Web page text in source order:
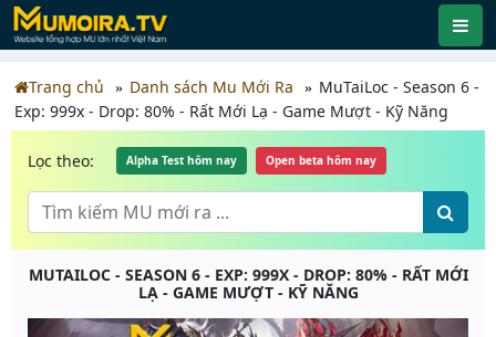
Trang chủ Danh sách Mu Mới Ra
MuTaiLoc - Season 6 -
Exp: 999x - Drop: 80% - Rất Mới Lạ - Game Mượt - Kỹ Năng
Lọc theo: Alpha Test hôm nay Open beta hôm nay
MUTAILOC - SEASON 6 - EXP: 999X - DROP: 80% - RẤT MỚI
LẠ - GAME MƯỢT - KỸ NĂNG